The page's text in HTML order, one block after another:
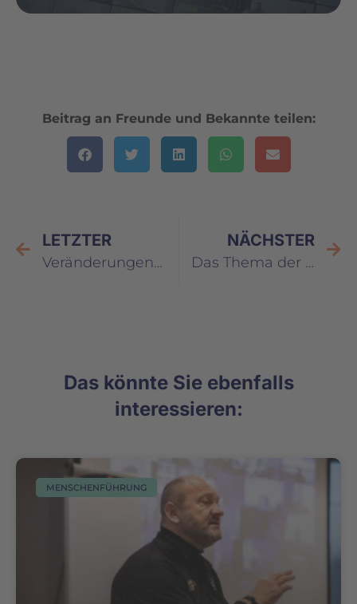
Beitrag an Freunde und Bekannte teilen:
LETZTER
Veränderungen – Entwickeln Sie Zielzustände und schaffen Sie Identifikation
NÄCHSTER
Das Thema der Motivation – Was Führungskräfte von Triathleten lernen können – Teil 2
Das könnte Sie ebenfalls
interessieren:
MENSCHENFÜHRUNG